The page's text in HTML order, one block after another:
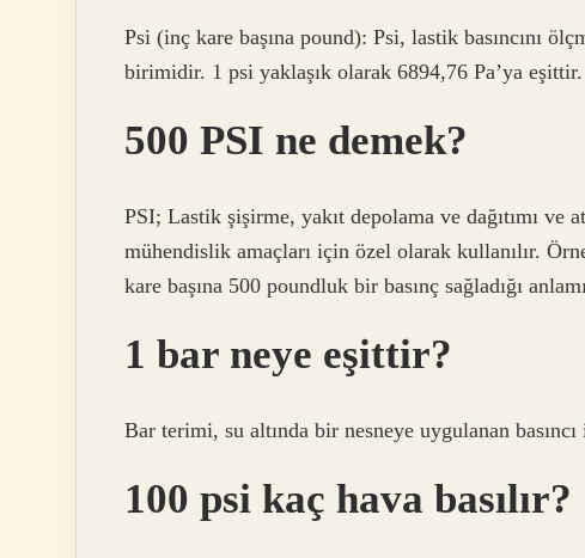
Psi (inç kare başına pound): Psi, lastik basıncını
birimidir. 1 psi yaklaşık olarak 6894,76 Pa’ya eşittir.
500 PSI ne demek?
PSI; Lastik şişirme, yakıt depolama ve dağıtımı ve
mühendislik amaçları için özel olarak kullanılır.
kare başına 500 poundluk bir basınç sağladığı
1 bar neye eşittir?
Bar terimi, su altında bir nesneye uygulanan
100 psi kaç hava basılır?